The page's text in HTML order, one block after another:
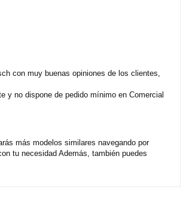
con muy buenas opiniones de los clientes,
y no dispone de pedido mínimo en Comercial
más modelos similares navegando por
tu necesidad Además, también puedes